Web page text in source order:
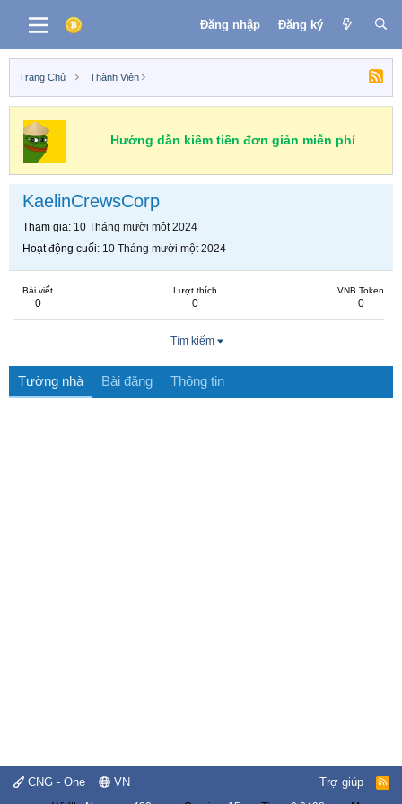
Đăng nhập Đăng ký
Trang Chủ Thành Viên
Hướng dẫn kiếm tiền đơn giản miễn phí
KaelinCrewsCorp
Tham gia 10 Tháng mười một 2024
Hoạt động cuối 10 Tháng mười một 2024
Bài viết
0
Lượt thích
0
VNB Token
0
Tìm kiếm
Tường nhà Bài đăng Thông tin
CNG - One VN Trợ giúp
R